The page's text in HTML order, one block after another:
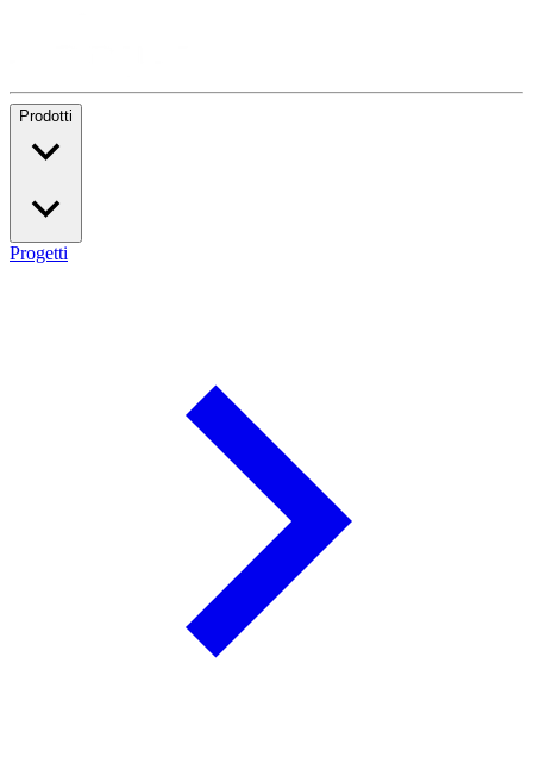
Prodotti
Progetti